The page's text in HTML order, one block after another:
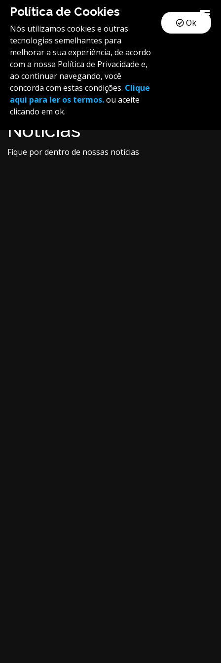
Notícias
Fique por dentro de nossas notícias
Política de Cookies
Nós utilizamos cookies e outras
tecnologias semelhantes para
melhorar a sua experiência, de acordo
com a nossa Política de Privacidade e,
ao continuar navegando, você
concorda com estas condições. Clique
aqui para ler os termos.ou aceite
clicando em ok.
Ok